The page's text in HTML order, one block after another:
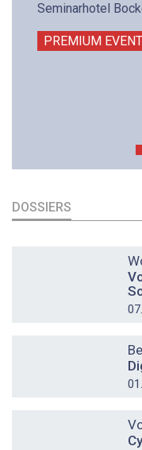
Seminarhotel
PREMIUM EVENT
DOSSIERS